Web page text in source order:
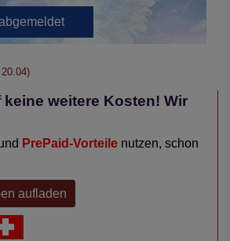
weitere Kosten! Wir
PrePaid-Vorteile nutzen, schon
aufladen